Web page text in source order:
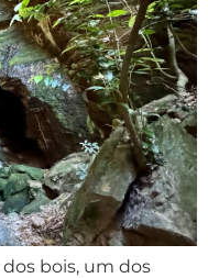
bois, um dos